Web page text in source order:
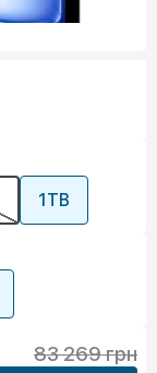
1TB
83 269 грн